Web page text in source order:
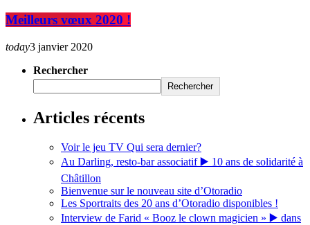
Meilleurs vœux 2020 !
today3 janvier 2020
Rechercher
Rechercher
Articles récents
Voir le jeu TV Qui sera dernier?
Au Darling, resto-bar associatif ▶️ 10 ans de solidarité à
Châtillon
Bienvenue sur le nouveau site d’Otoradio
Les Sportraits des 20 ans d’Otoradio disponibles !
Interview de Farid « Booz le clown magicien » ▶️ dans